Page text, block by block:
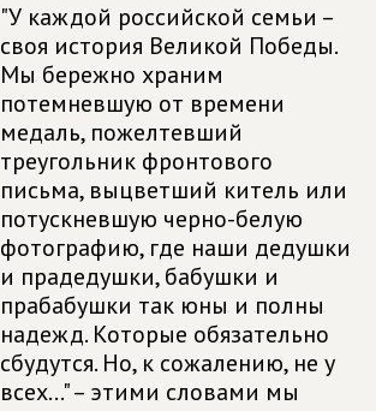
"У каждой российской семьи –
своя история Великой Победы.
Мы бережно храним
потемневшую от времени
медаль, пожелтевший
треугольник фронтового
письма, выцветший китель или
потускневшую черно-­белую
фотографию, где наши ­дедушки
и прадедушки, бабушки и
прабабушки так юны и полны
надежд. Которые обязательно
сбудутся. Но, к сожалению, не у
всех..." – этими словами мы